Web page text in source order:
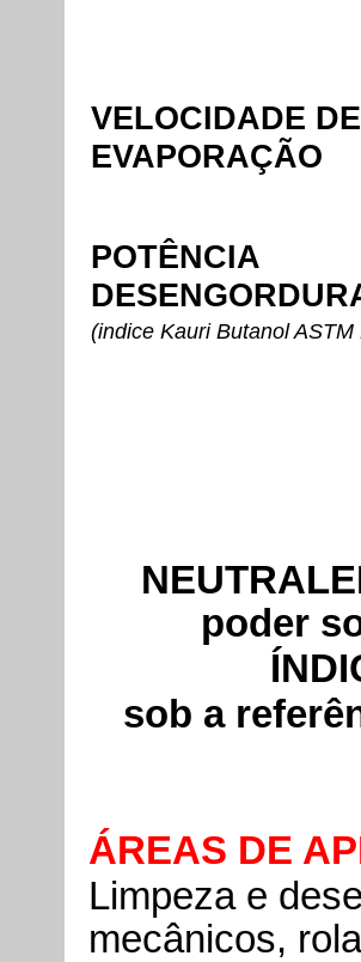
VELOCIDADE DE
EVAPORAÇÃO
POTÊNCIA
(indice Kauri Butanol ASTM
poder
sob a
ÁREAS DE
Limpeza e
mecânicos,